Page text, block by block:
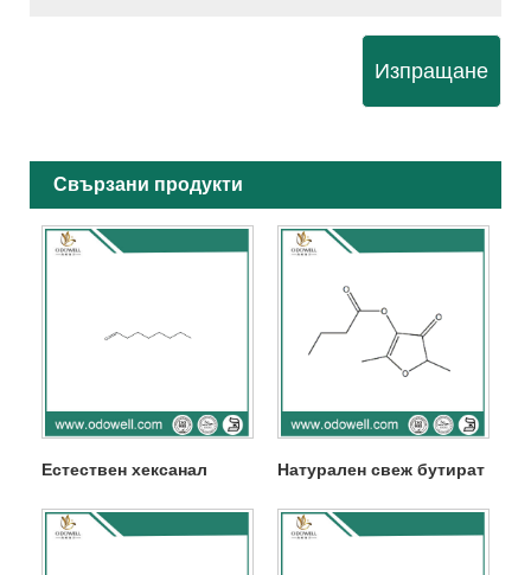
Изпращане
Свързани продукти
Естествен хексанал Натурален свеж бутират